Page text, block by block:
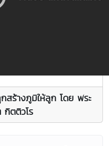
สร้างภูมิให้ลูก โดย พระ
กิตติวโร